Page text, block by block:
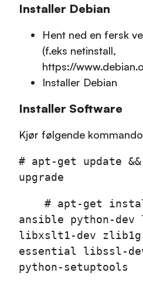
Installer Debian
Hent ned en fersk
(f.eks netinstall,
https://
Installer Debian
Installer Software
Kjør følgende
# apt-get update
upgrade
# apt-get
ansible python-dev
libxslt1-dev
essential libssl-
python-setuptools